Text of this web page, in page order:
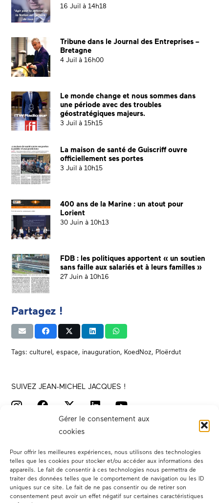
Gérer le consentement aux
cookies
Pour offrir les meilleures expériences, nous utilisons des technologies
telles que les cookies pour stocker et/ou accéder aux informations des
appareils. Le fait de consentir à ces technologies nous permettra de
traiter des données telles que le comportement de navigation ou les ID
uniques sur ce site. Le fait de ne pas consentir ou de retirer son
consentement peut avoir un effet négatif sur certaines caractéristiques
16 Juil à 14h18
Tribune dans le Journal des Entreprises –
Bretagne
4 Juil à 16h00
Le monde change et nous sommes dans
une période avec des troubles
géostratégiques majeurs.
3 Juil à 15h15
La maison de santé de Guiscriff ouvre
officiellement ses portes
3 Juil à 10h15
400 ans de la Marine : un atout pour
Lorient
30 Juin à 10h13
FDB : les politiques apportent « un soutien
sans faille aux salariés et à leurs familles »
27 Juin à 10h16
Partagez !
Tags: culturel, espace, inauguration, KoedNoz, Ploërdut
SUIVEZ JEAN-MICHEL JACQUES !
Votre député